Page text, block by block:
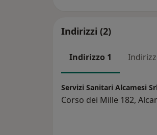
Indirizzi (2)
Indirizzo 1
Servizi Sanitari Alcamesi Srl
Corso dei Mille 182,